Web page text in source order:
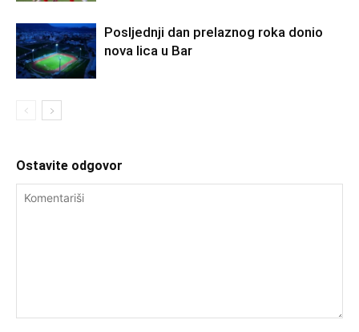
Posljednji dan prelaznog roka donio
nova lica u Bar
Ostavite odgovor